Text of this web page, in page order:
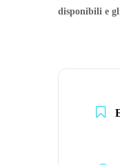
disponibili e